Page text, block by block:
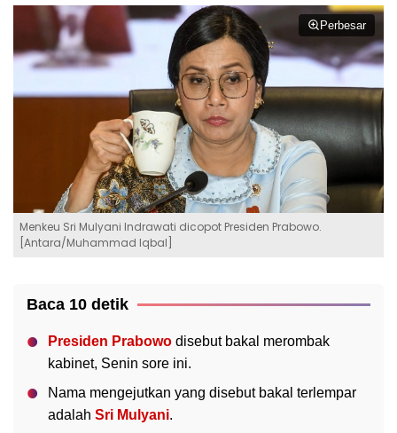
Perbesar
Menkeu Sri Mulyani Indrawati dicopot Presiden Prabowo.
[Antara/Muhammad Iqbal]
Baca 10 detik
Presiden Prabowo disebut bakal merombak
kabinet, Senin sore ini.
Nama mengejutkan yang disebut bakal terlempar
adalah Sri Mulyani.